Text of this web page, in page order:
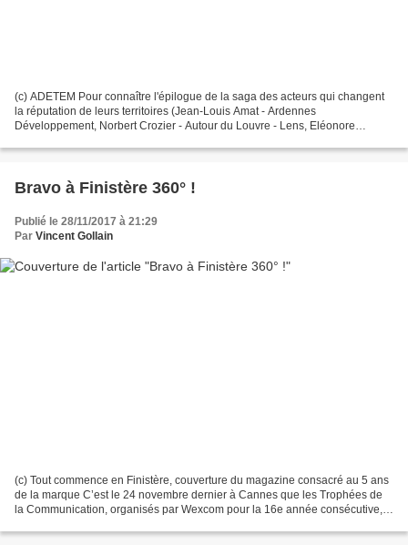
(c) ADETEM Pour connaître l'épilogue de la saga des acteurs qui changent
la réputation de leurs territoires (Jean-Louis Amat - Ardennes
Développement, Norbert Crozier - Autour du Louvre - Lens, Eléonore
Bravo à Finistère 360° !
Publié le 28/11/2017 à 21:29
Par Vincent Gollain
(c) Tout commence en Finistère, couverture du magazine consacré au 5 ans
de la marque C’est le 24 novembre dernier à Cannes que les Trophées de
la Communication, organisés par Wexcom pour la 16e année consécutive,